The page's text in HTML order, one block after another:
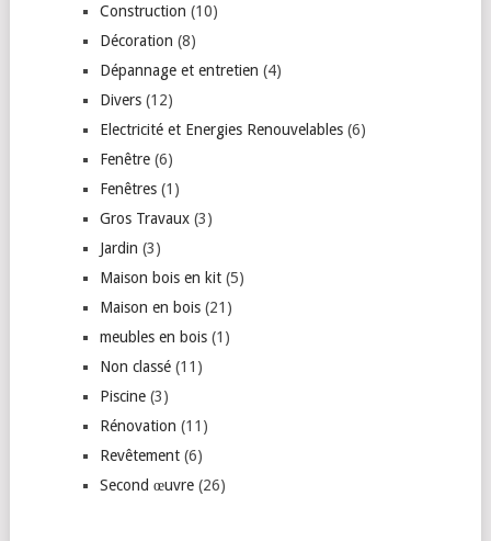
Construction (10)
Décoration (8)
Dépannage et entretien (4)
Divers(12)
Electricité et Energies Renouvelables(6)
Fenêtre(6)
Fenêtres(1)
Gros Travaux(3)
Jardin (3)
Maison bois en kit(5)
Maison en bois(21)
meubles en bois(1)
Non classé(11)
Piscine(3)
Rénovation (11)
Revêtement(6)
Second œuvre(26)